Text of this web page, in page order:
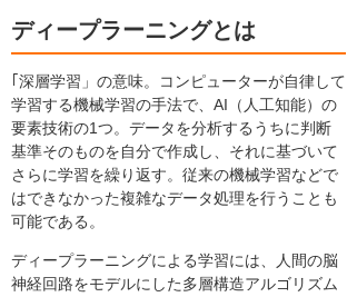
ディープラーニングとは
｢深層学習」の意味。コンピューターが自律して
学習する機械学習の手法で、AI（人工知能）の
要素技術の1つ。データを分析するうちに判断
基準そのものを自分で作成し、それに基づいて
さらに学習を繰り返す。従来の機械学習などで
はできなかった複雑なデータ処理を行うことも
可能である。
ディープラーニングによる学習には、人間の脳
神経回路をモデルにした多層構造アルゴリズム